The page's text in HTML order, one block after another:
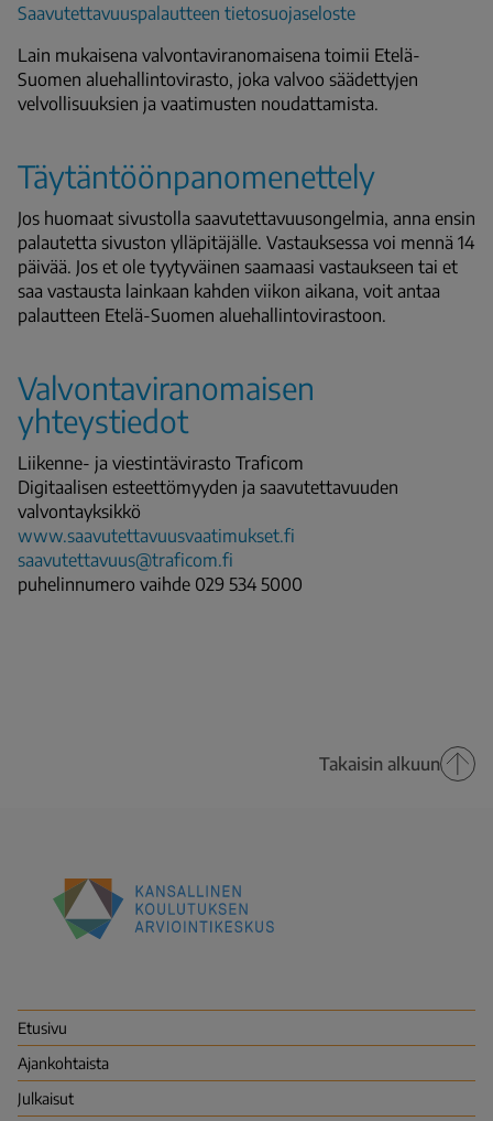
Saavutettavuuspalautteen tietosuojaseloste
Lain mukaisena valvontaviranomaisena toimii Etelä-
Suomen aluehallintovirasto, joka valvoo säädettyjen
velvollisuuksien ja vaatimusten noudattamista.
Täytäntöönpanomenettely
Jos huomaat sivustolla saavutettavuusongelmia, anna ensin
palautetta sivuston ylläpitäjälle. Vastauksessa voi mennä 14
päivää. Jos et ole tyytyväinen saamaasi vastaukseen tai et
saa vastausta lainkaan kahden viikon aikana, voit antaa
palautteen Etelä-Suomen aluehallintovirastoon.
Valvontaviranomaisen
yhteystiedot
Liikenne- ja viestintävirasto Traficom
Digitaalisen esteettömyyden ja saavutettavuuden
valvontayksikkö
www.saavutettavuusvaatimukset.fi
saavutettavuus@traficom.fi
puhelinnumero vaihde 029 534 5000
Takaisin alkuun
(Karvi)
Etusivu
Ajankohtaista
Julkaisut